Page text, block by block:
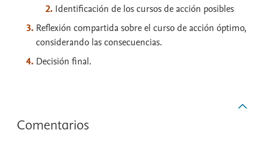
Identificación de los cursos de acción posibles
Reflexión compartida sobre el curso de acción óptimo,
considerando las consecuencias.
Decisión final.
Comentarios